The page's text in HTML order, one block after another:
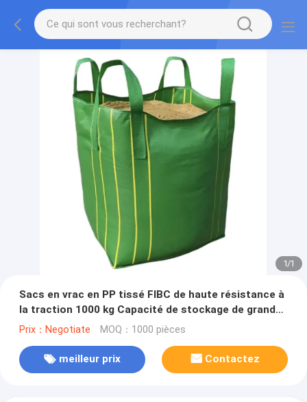
1/1
Sacs en vrac en PP tissé FIBC de haute résistance à
la traction 1000 kg Capacité de stockage de grand
volume Sacs jumbo de transport avec des
Prix：Negotiate MOQ：1000 pièces
meilleur prix Contactez